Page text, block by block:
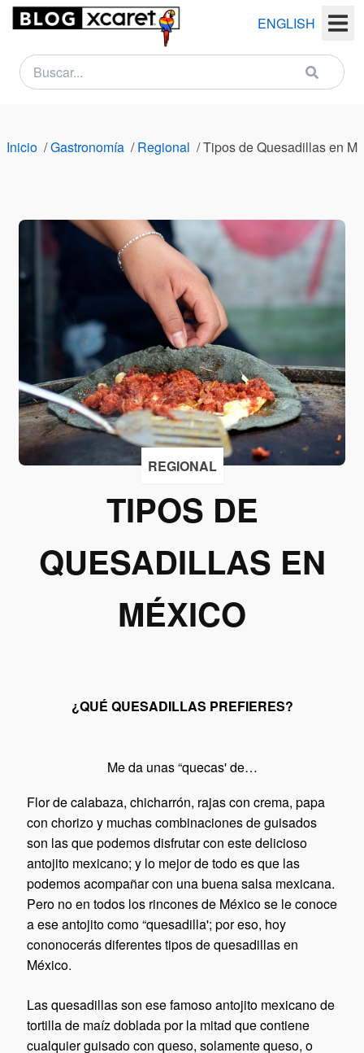
ENGLISH
Inicio /Gastronomía /Regional /Tipos de Quesadillas en
REGIONAL
TIPOS DE
QUESADILLAS EN
MÉXICO
¿QUÉ QUESADILLAS PREFIERES?
Me da unas “quecas' de…
Flor de calabaza, chicharrón, rajas con crema, papa
con chorizo y muchas combinaciones de guisados
son las que podemos disfrutar con este delicioso
antojito mexicano; y lo mejor de todo es que las
podemos acompañar con una buenasalsa mexicana.
Pero no en todos los rincones de México se le conoce
a ese antojito como “quesadilla'; por eso, hoy
cononocerás diferentes tipos de quesadillas en
México.
Las quesadillas son ese famoso antojito mexicano de
tortilla de maíz doblada por la mitad que contiene
cualquier guisado con queso, solamente queso, o
NEWSLETTER
Nombre
Acepto
recibir
correos
permiso
para